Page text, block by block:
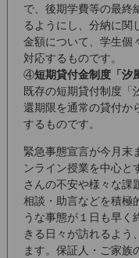
で、後期学費等の最終
るようにし、分納に関
金額について、学生個
対応するものです。
④短期貸付金制度「汐
既存の短期貸付制度「
還期限を通常の貸付か
するものです。
緊急事態宣言が今月末
ンライン授業を中心と
さんの不安や様々な課
相談・助言などを積極
うな事態が１日も早く
きる日々が訪れるよう
ます。保証人・ご家族